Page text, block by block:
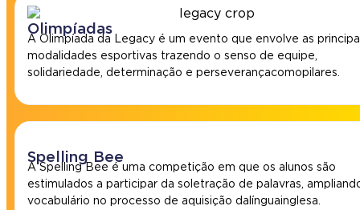
Olimpíadas
A Olimpíada da Legacy é um evento que envolve as
modalidades esportivas trazendo o senso de equipe,
solidariedade, determinação e perseverança como pilares.
Spelling Bee
A Spelling Bee é uma competição em que os alunos são
estimulados a participar da soletração de palavras,
vocabulário no processo de aquisição da língua inglesa.